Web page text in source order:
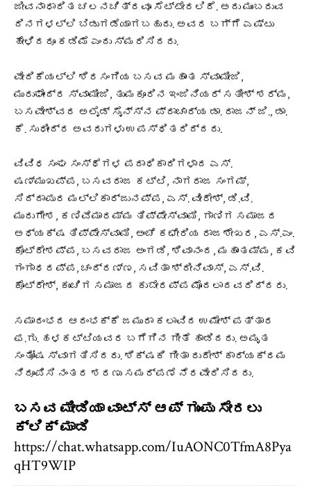
ಜೀವನಾಧಾರಿತ ಚಲನಚಿತ್ರವೂ ಸೆಟ್ಟೇರಲಿದೆ. ಅದು ಮುಂಬರುವ
ದಿನಗಳಲ್ಲಿ ಬಿಡುಗಡೆಯಾಗಬಹುದು. ಅವರ ಬಗ್ಗೆ ಎಷ್ಟು
ಹೇಳಿದರೂ ಕಡಿಮೆ ಎಂದು ಸ್ಮರಿಸಿದರು.
ವೇದಿಕೆಯಲ್ಲಿ ಶಿರಸಂಗಿಯ ಬಸವ ಮಹಾಂತ ಸ್ವಾಮೀಜಿ,
ಮುರುಘೇಂದ್ರ ಸ್ವಾಮೀಜಿ, ತುಮಕೂರಿನ ಇಂಜಿನಿಯರ್ ಸತೀಶ್ ಶರ್ಮ,
ಬಸವೇಶ್ವರ ಅಲೈಡ್ ಸೈನ್ಸ್‌ನ ಪ್ರಾಚಾರ್ಯ ಡಾ. ರಾಜನ್ ಜಿ., ಡಾ.
ಕೆ. ಸುಧೀಂದ್ರ ಅವರುಗಳು ಉಪಸ್ಥಿತರಿದ್ದರು.
ವಿವಿಧ ಸಂಘ ಸಂಸ್ಥೆಗಳ ಪದಾಧಿಕಾರಿಗಳಾದ ಎಸ್.
ಷಣ್ಮುಖಪ್ಪ, ಬಸವರಾಜ ಕಟ್ಟಿ, ನಾಗರಾಜ ಸಂಗಮ್,
ಸಿದ್ದಾಪುರ ಮಲ್ಲಿಕಾರ್ಜುನಪ್ಪ, ಎಸ್. ವೀರೇಶ್, ಡಿ.ವಿ.
ಮುರುಗೇಶ, ಕಣಿವೆಮಾರಮ್ಮ ತಿಪ್ಪೇಸ್ವಾಮಿ, ಗಾಣಿಗ ಸಮಾಜದ
ಅಧ್ಯಕ್ಷ ತಿಪ್ಪೇಸ್ವಾಮಿ, ಅಂಚೆ ಕಛೇರಿಯ ರಾಜಶೇಖರ, ಎಸ್.ಎಂ.
ಕೊಟ್ರೇಶಪ್ಪ, ಬಸವರಾಜ ಅಂಗಡಿ, ಶಿವಾನಂದ, ಮಹಾಂತಮ್ಮ, ಕವಿ
ಗಂಗಾಧರಪ್ಪ, ಚಂದ್ರಣ್ಣ, ಸವಿತಾ ಶ್ರೀನಿವಾಸ್, ಎಸ್.ವಿ.
ಕೊಟ್ರೇಶ್, ಕುಂಚಿಗ ಸಮಾಜದ ಕುಬೇರಪ್ಪ ಮೊದಲಾದವರಿದ್ದರು.
ಸಮಾರಂಭದ ಆರಂಭಕ್ಕೆ ಜಮುರಾ ಕಲಾವಿದ ಉಮೇಶ್ ಪತ್ತಾರ
ಫ.ಗು. ಹಳಕಟ್ಟಿಯವರ ಬಗೆಗಿನ ಗೀತೆ ಹಾಡಿದರು. ಅಮೃತ
ಸಂತೋಷ ಸ್ವಾಗತಿಸಿದರು. ಶಿಕ್ಷಕಿ ಗೀತಾ ರುದೇಶ್ ಕಾರ್ಯಕ್ರಮ
ನಿರೂಪಿಸಿ ನಂತರ ಶರಣು ಸಮರ್ಪಣೆ ನೆರವೇರಿಸಿದರು.
ಬಸವ ಮೀಡಿಯಾ ವಾಟ್ಸ್ ಆಪ್ ಗುಂಪು ಸೇರಲು
ಕ್ಲಿಕ್ ಮಾಡಿ
https://chat.whatsapp.com/IuAONC0TfmA8Pya
qHT9WIP